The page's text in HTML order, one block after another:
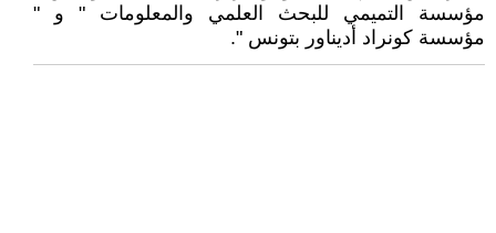
مؤسسة التميمي للبحث العلمي والمعلومات " و "
مؤسسة كونراد أديناور بتونس ".